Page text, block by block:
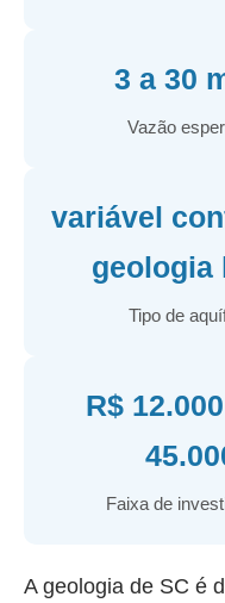
3 a 30
Vazão
variável
geologia
Tipo de
R$
Faixa de
A geologia de SC é